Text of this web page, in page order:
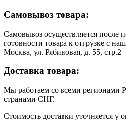
Самовывоз товара:
Самовывоз осуществляется после
готовности товара к отгрузке с
Москва, ул. Рябиновая, д. 55, стр.2
Доставка товара:
Мы работаем со всеми регионами
странами СНГ.
Стоимость доставки уточняется у